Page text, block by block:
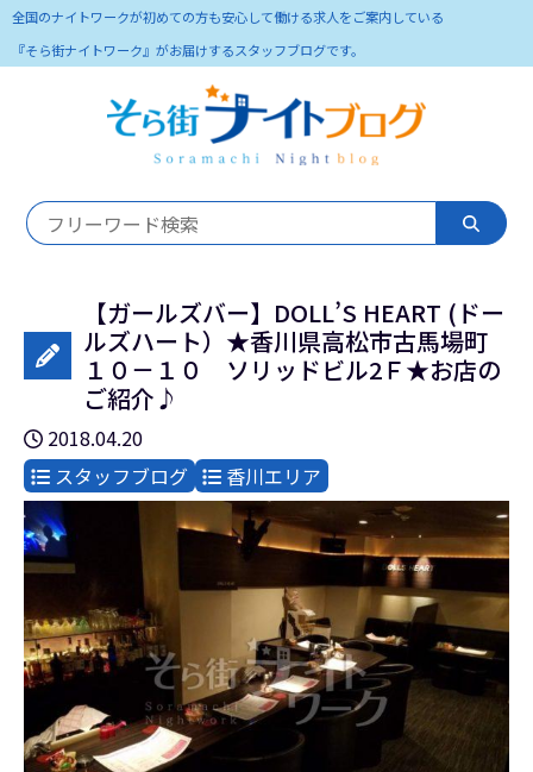
全国のナイトワークが初めての方も安心して働ける求人をご案内している
『そら街ナイトワーク』がお届けするスタッフブログです。
【ガールズバー】DOLL’S HEART (ドー
ルズハート）★香川県高松市古馬場町
１０－１０ ソリッドビル2Ｆ★お店の
ご紹介♪
2018.04.20
スタッフブログ
香川エリア